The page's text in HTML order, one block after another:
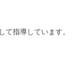
て指導しています。